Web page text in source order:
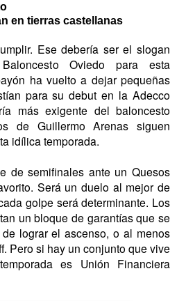
en tierras castellanas
Ese debería ser el slogan
Oviedo para esta
ha vuelto a dejar pequeñas
para su debut en la Adecco
más exigente del baloncesto
Guillermo Arenas siguen
idílica temporada.
de semifinales ante un Quesos
Será un duelo al mejor de
golpe será determinante. Los
un bloque de garantías que se
lograr el ascenso, o al menos
Pero si hay un conjunto que vive
es Unión Financiera